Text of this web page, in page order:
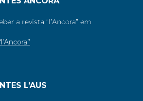
a revista “l’Ancora” em
L’AUS